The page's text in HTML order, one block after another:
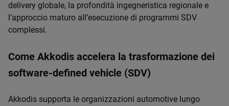
delivery globale, la profondità ingegneristica regionale e
l’approccio maturo all’esecuzione di programmi SDV
complessi.
Come Akkodis accelera la trasformazione dei
software-defined vehicle (SDV)
Akkodis supporta le organizzazioni automotive lungo